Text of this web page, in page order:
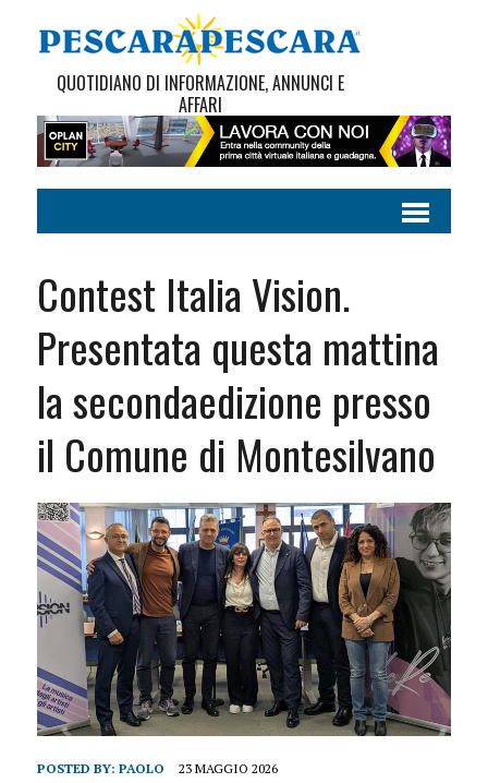
QUOTIDIANO DI INFORMAZIONE, ANNUNCI E
AFFARI
Contest Italia Vision.
Presentata questa mattina
la secondaedizione presso
il Comune di Montesilvano
POSTED BY: PAOLO 23 MAGGIO 2026